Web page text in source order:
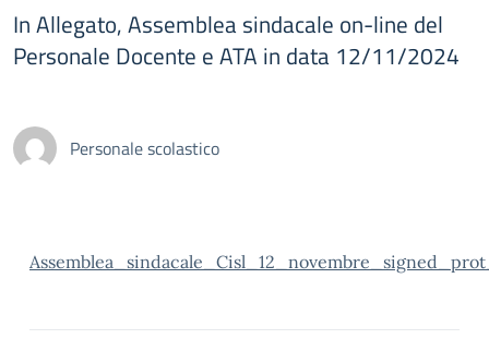
In Allegato, Assemblea sindacale on-line del
Personale Docente e ATA in data 12/11/2024
Personale scolastico